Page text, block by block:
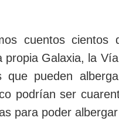
cuentos cientos
propia Galaxia, la
que pueden
podrían ser
para poder